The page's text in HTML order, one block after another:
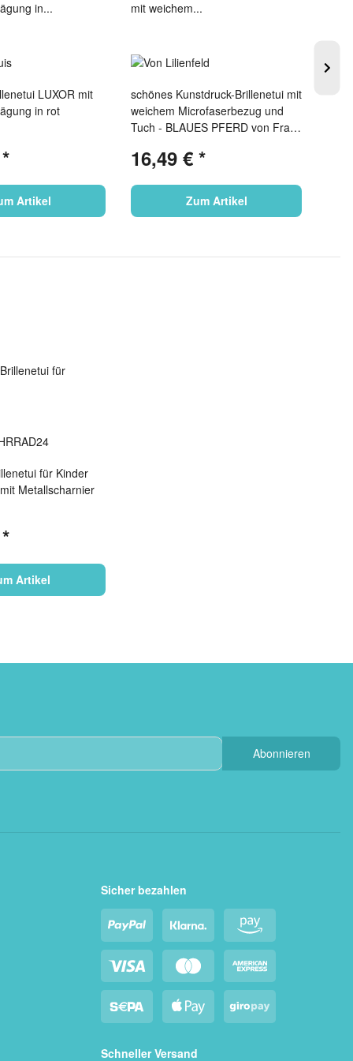
LUXOR mit
Ornament-Prägung in rot
*
Artikel
schönes Kunstdruck-Brillenetui mit
weichem Microfaserbezug und
Tuch - BLAUES PFERD von Franz
16,49 € *
Zum Artikel
für Kinder
Metallscharnier
*
Artikel
Abonnieren
Sicher bezahlen
Schneller Versand